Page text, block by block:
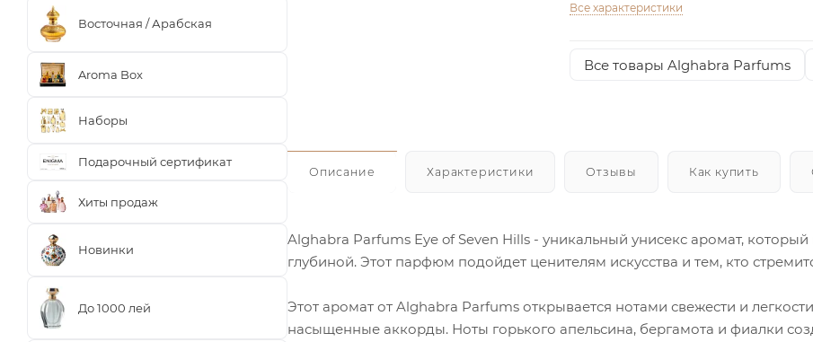
Все характеристики
Все товары Alghabra Parfums
Описание Характеристики Отзывы Как купить
Alghabra Parfums Eye of Seven Hills - уникальный унисекс аромат,
глубиной. Этот парфюм подойдет ценителям искусства и тем, кто
Этот аромат от Alghabra Parfums открывается нотами свежести и
насыщенные аккорды. Ноты горького апельсина, бергамота и фиалки
Восточная / Арабская
Aroma Box
Наборы
Подарочный сертификат
Хиты продаж
Новинки
До 1000 лей